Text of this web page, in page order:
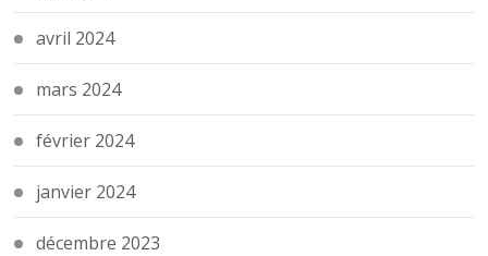
avril 2024
mars 2024
février 2024
janvier 2024
décembre 2023